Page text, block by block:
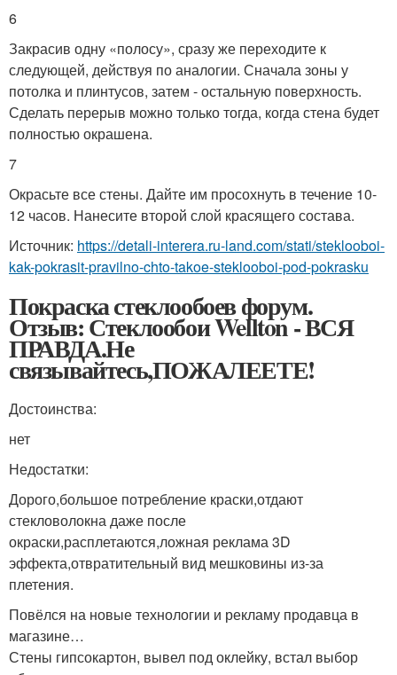
6
Закрасив одну «полосу», сразу же переходите к
следующей, действуя по аналогии. Сначала зоны у
потолка и плинтусов, затем - остальную поверхность.
Сделать перерыв можно только тогда, когда стена будет
полностью окрашена.
7
Окрасьте все стены. Дайте им просохнуть в течение 10-
12 часов. Нанесите второй слой красящего состава.
Источник: https://detali-interera.ru-land.com/stati/steklooboi-
kak-pokrasit-pravilno-chto-takoe-steklooboi-pod-pokrasku
Покраска стеклообоев форум.
Отзыв: Стеклообои Wellton - ВСЯ
ПРАВДА.Не
связывайтесь,ПОЖАЛЕЕТЕ!
Достоинства:
нет
Недостатки:
Дорого,большое потребление краски,отдают
стекловолокна даже после
окраски,расплетаются,ложная реклама 3D
эффекта,отвратительный вид мешковины из-за
плетения.
Повёлся на новые технологии и рекламу продавца в
магазине…
Стены гипсокартон, вывел под оклейку, встал выбор